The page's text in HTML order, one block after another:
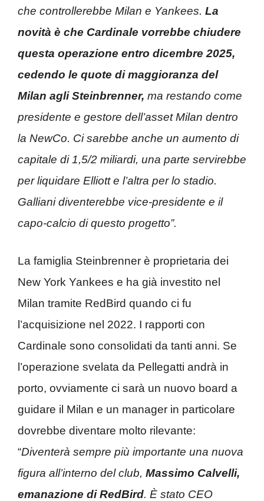
che controllerebbe Milan e Yankees. La
novità è che Cardinale vorrebbe chiudere
questa operazione entro dicembre 2025,
cedendo le quote di maggioranza del
Milan agli Steinbrenner, ma restando come
presidente e gestore dell’asset Milan dentro
la NewCo. Ci sarebbe anche un aumento di
capitale di 1,5/2 miliardi, una parte servirebbe
per liquidare Elliott e l’altra per lo stadio.
Galliani diventerebbe vice-presidente e il
capo-calcio di questo progetto”.
La famiglia Steinbrenner è proprietaria dei
New York Yankees e ha già investito nel
Milan tramite RedBird quando ci fu
l’acquisizione nel 2022. I rapporti con
Cardinale sono consolidati da tanti anni. Se
l’operazione svelata da Pellegatti andrà in
porto, ovviamente ci sarà un nuovo board a
guidare il Milan e un manager in particolare
dovrebbe diventare molto rilevante:
“Diventerà sempre più importante una nuova
figura all’interno del club, Massimo Calvelli,
emanazione di RedBird. È stato CEO